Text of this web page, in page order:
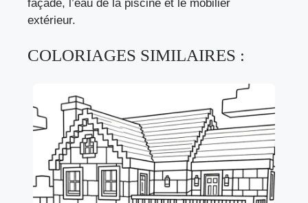
façade, l’eau de la piscine et le mobilier
extérieur.
COLORIAGES SIMILAIRES :